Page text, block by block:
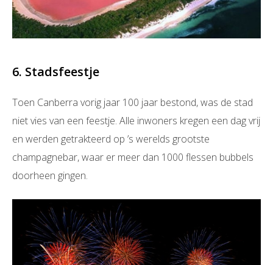
6. Stadsfeestje
Toen Canberra vorig jaar 100 jaar bestond, was de stad
niet vies van een feestje. Alle inwoners kregen een dag vrij
en werden getrakteerd op ’s werelds grootste
champagnebar, waar er meer dan 1000 flessen bubbels
doorheen gingen.